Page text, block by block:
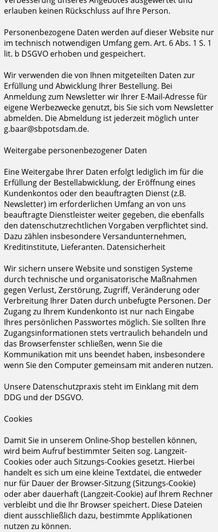
erlauben keinen Rückschluss auf Ihre Person.
Personenbezogene Daten werden auf dieser Website nur
im technisch notwendigen Umfang gem. Art. 6 Abs. 1 S. 1
lit. b DSGVO erhoben und gespeichert.
Wir verwenden die von Ihnen mitgeteilten Daten zur
Erfüllung und Abwicklung Ihrer Bestellung. Bei
Anmeldung zum Newsletter wir Ihrer E-Mail-Adresse für
eigene Werbezwecke genutzt, bis Sie sich vom Newsletter
abmelden. Die Abmeldung ist jederzeit möglich unter
g.baar@sbpotsdam.de.
Weitergabe personenbezogener Daten
Eine Weitergabe Ihrer Daten erfolgt lediglich im für die
Erfüllung der Bestellabwicklung, der Eröffnung eines
Kundenkontos oder den beauftragten Dienst (z.B.
Newsletter) im erforderlichen Umfang an von uns
beauftragte Dienstleister weiter gegeben, die ebenfalls
den datenschutzrechtlichen Vorgaben verpflichtet sind.
Dazu zählen insbesondere Versandunternehmen,
Kreditinstitute, Lieferanten. Datensicherheit
Wir sichern unsere Website und sonstigen Systeme
durch technische und organisatorische Maßnahmen
gegen Verlust, Zerstörung, Zugriff, Veränderung oder
Verbreitung Ihrer Daten durch unbefugte Personen. Der
Zugang zu Ihrem Kundenkonto ist nur nach Eingabe
Ihres persönlichen Passwortes möglich. Sie sollten Ihre
Zugangsinformationen stets vertraulich behandeln und
das Browserfenster schließen, wenn Sie die
Kommunikation mit uns beendet haben, insbesondere
wenn Sie den Computer gemeinsam mit anderen nutzen.
Unsere Datenschutzpraxis steht im Einklang mit dem
DDG und der DSGVO.
Cookies
Damit Sie in unserem Online-Shop bestellen können,
wird beim Aufruf bestimmter Seiten sog. Langzeit-
Cookies oder auch Sitzungs-Cookies gesetzt. Hierbei
handelt es sich um eine kleine Textdatei, die entweder
nur für Dauer der Browser-Sitzung (Sitzungs-Cookie)
oder aber dauerhaft (Langzeit-Cookie) auf Ihrem Rechner
verbleibt und die Ihr Browser speichert. Diese Dateien
dient ausschließlich dazu, bestimmte Applikationen
nutzen zu können.